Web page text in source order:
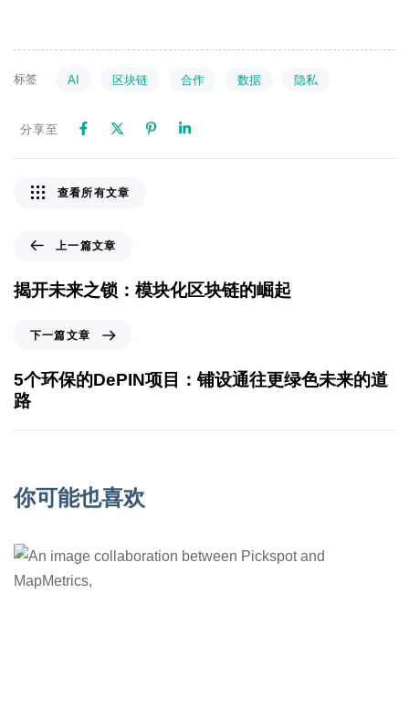
标签 AI 区块链 合作 数据 隐私
分享至
上一篇文章
揭开未来之锁：模块化区块链的崛起
查看所有文章
下一篇文章
5个环保的DePIN项目：铺设通往更绿色未来的道
路
你可能也喜欢